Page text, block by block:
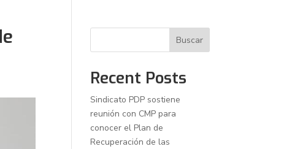
Buscar
Recent Posts
Sindicato PDP sostiene
reunión con CMP para
conocer el Plan de
Recuperación de las